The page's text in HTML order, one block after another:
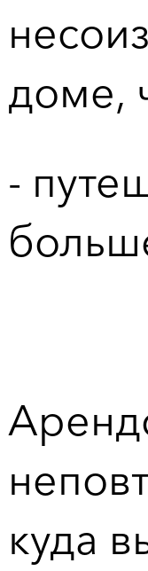
доме,
-
куда